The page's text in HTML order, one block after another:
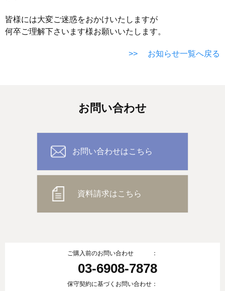
皆様には大変ご迷惑をおかけいたしますが
何卒ご理解下さいます様お願いいたします。
>> お知らせ一覧へ戻る
お問い合わせ
お問い合わせはこちら
資料請求はこちら
ご購入前のお問い合わせ ：
03-6908-7878
保守契約に基づくお問い合わせ：